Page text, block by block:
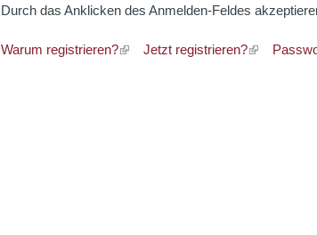
Durch das Anklicken des Anmelden-Feldes
Warum registrieren? Jetzt registrieren?